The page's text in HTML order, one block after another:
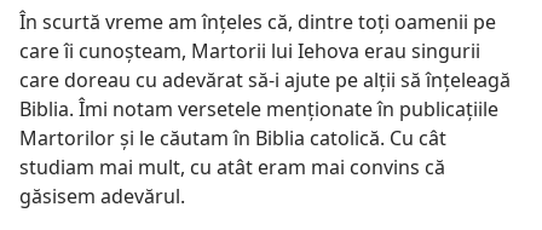
În scurtă vreme am înţeles că, dintre toţi oamenii pe
care îi cunoşteam, Martorii lui Iehova erau singurii
care doreau cu adevărat să-i ajute pe alţii să înţeleagă
Biblia. Îmi notam versetele menţionate în publicaţiile
Martorilor şi le căutam în Biblia catolică. Cu cât
studiam mai mult, cu atât eram mai convins că
găsisem adevărul.